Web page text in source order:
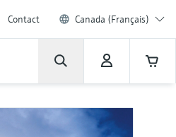
Contact Canada (Français)